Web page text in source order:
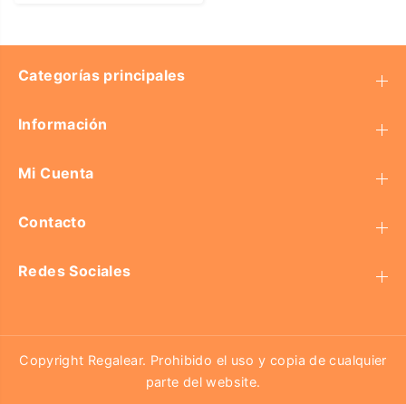
Categorías principales
Información
Mi Cuenta
Contacto
Redes Sociales
Copyright Regalear. Prohibido el uso y copia de cualquier
parte del website.